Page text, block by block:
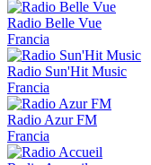
Radio Belle Vue
Francia
Radio Sun'Hit Music
Francia
Radio Azur FM
Francia